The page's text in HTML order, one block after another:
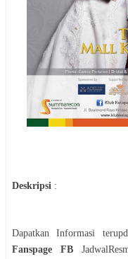
Deskripsi :
Dapatkan Informasi
Fanspage FB